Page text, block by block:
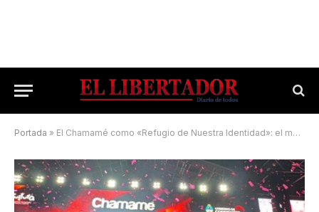
Portada » El Chamamé como «Refugio de Nuestra Identidad»: el momento en que el fuelle de Tarragó Ros hizo vibrar el Cocomarola